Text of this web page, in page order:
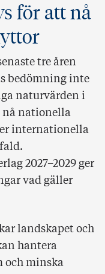
för att nå
tre åren
bedömning inte
naturvärden i
nå nationella
internationella
2027–2029 ger
vad gäller
landskapet och
hantera
och minska